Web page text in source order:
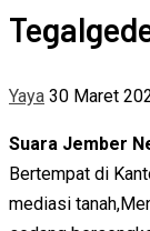
Yaya 30 Maret
Suara Jember
Bertempat di
mediasi